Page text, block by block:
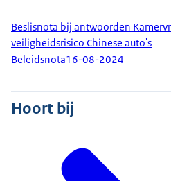
Beslisnota bij antwoorden
veiligheidsrisico Chinese auto's
Beleidsnota16-08-2024
Hoort bij